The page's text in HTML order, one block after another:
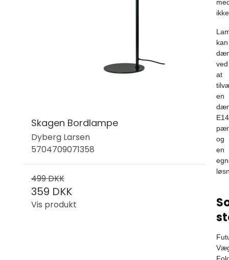
Skagen Bordlampe
Dyberg Larsen
5704709071358
499 DKK
359 DKK
Vis produkt
kan
ved
at
en
og
en